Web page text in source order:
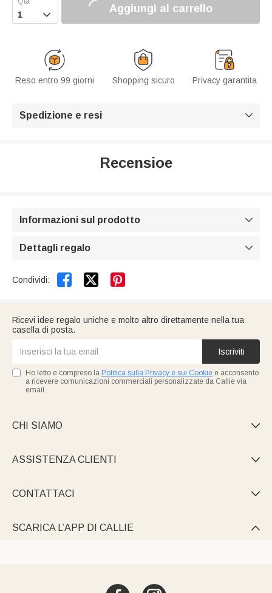
 Aggiungi al carrello
Reso entro 99 giorni Shopping sicuro Privacy garantita
Spedizione e resi 
Recensioe
Informazioni sul prodotto 
Dettagli regalo 
Condividi:  
Ricevi idee regalo uniche e molto altro direttamente nella tua
casella di posta.
Iscriviti
Ho letto e compreso la Politica sulla Privacy e sui Cookie e acconsento
a ricevere comunicazioni commerciali personalizzate da Callie via
email.
CHI SIAMO 
ASSISTENZA CLIENTI 
CONTATTACI 
SCARICA L’APP DI CALLIE 